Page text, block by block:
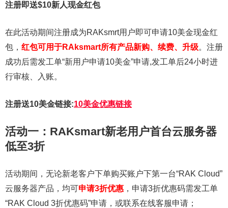
注册即送$10新人现金红包
在此活动期间注册成为RAKsmrt用户即可申请10美金现金红
包， 红包可用于RAksmart所有产品新购、续费、升级。注册
成功后需发工单“新用户申请10美金”申请,发工单后24小时进
行审核、入账。
注册送10美金链接:10美金优惠链接
活动一：RAKsmart新老用户首台云服务器
低至3折
活动期间，无论新老客户下单购买账户下第一台“RAK Cloud”
云服务器产品，均可申请3折优惠 ，申请3折优惠码需发工单
“RAK Cloud 3折优惠码”申请，或联系在线客服申请；